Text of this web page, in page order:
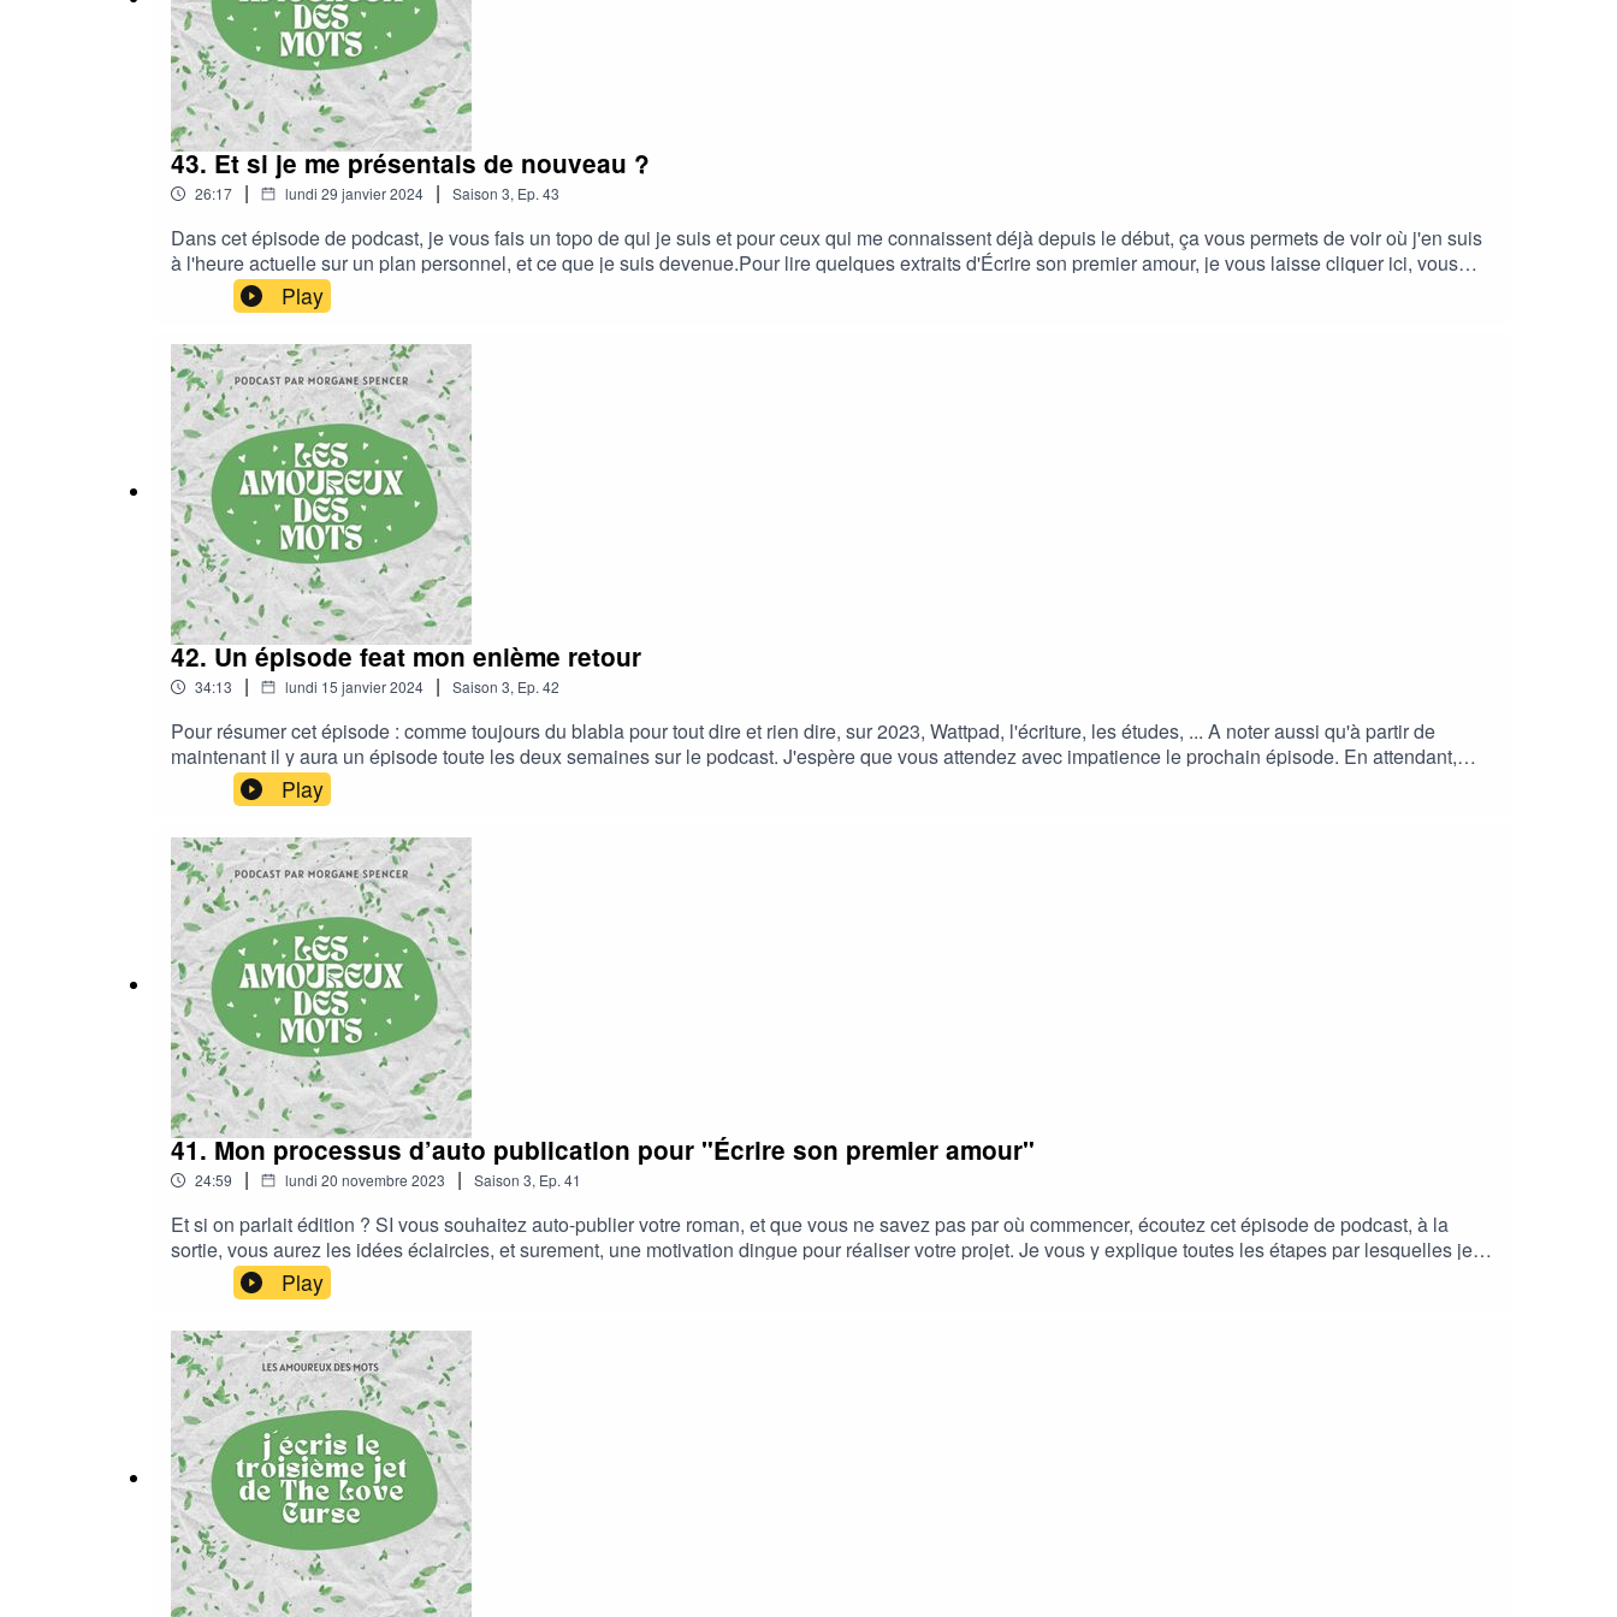
43. Et si je me présentais de nouveau ?
26:17 | lundi 29 janvier 2024 | Saison 3, Ep. 43
Dans cet épisode de podcast, je vous fais un topo de qui je suis et pour ceux qui me connaissent déjà depuis le début, ça vous permets de voir où j'en suis
à l'heure actuelle sur un plan personnel, et ce que je suis devenue.Pour lire quelques extraits d'Écrire son premier amour, je vous laisse ⁠⁠⁠cliquer ⁠⁠ici⁠⁠⁠⁠⁠, vous
serez redirigé vers mon compte Wattpad, et les premières pages de mon roman !Si vous souhaitez acheter Écrire son premier amour,⁠⁠⁠ cliquez ⁠ici⁠⁠⁠⁠, vous serez
redirigé vers Lulu.Pour savoir de quoi parle mon livre, ⁠⁠⁠⁠cet épisode⁠ vous explique tout⁠⁠⁠.Pour lire Espoir d’Été, ⁠⁠⁠⁠⁠⁠⁠⁠⁠⁠⁠⁠⁠c'est ici⁠⁠⁠.⁠⁠⁠⁠⁠⁠⁠⁠⁠Si vous souhaitez soutenir le podcast,
laissez votre avis, ou une note sur votre plateforme d’écoute, ça permet de faire connaître mon travail à un plus grand nombre de personne. Merci à ceux qui
le font !
Play
42. Un épisode feat mon enième retour
34:13 | lundi 15 janvier 2024 | Saison 3, Ep. 42
Pour résumer cet épisode : comme toujours du blabla pour tout dire et rien dire, sur 2023, Wattpad, l'écriture, les études, ... A noter aussi qu'à partir de
maintenant il y aura un épisode toute les deux semaines sur le podcast. J'espère que vous attendez avec impatience le prochain épisode. En attendant,
vous pouvez me retrouver sur Wattpad !Pour lire quelques extraits d'Écrire son premier amour, je vous laisse ⁠⁠⁠cliquer ⁠⁠ici⁠⁠⁠⁠⁠, vous serez redirigé vers mon
compte Wattpad, et les premières pages de mon roman !Si vous souhaitez acheter Écrire son premier amour,⁠⁠⁠ cliquez ⁠ici⁠⁠⁠⁠, vous serez redirigé vers Lulu.Pour
savoir de quoi parle mon livre, ⁠⁠⁠⁠cet épisode⁠ vous explique tout⁠⁠⁠.Pour lire Espoir d’Été, ⁠⁠⁠⁠⁠⁠⁠⁠⁠⁠⁠⁠⁠c'est ici⁠⁠⁠.⁠⁠⁠⁠⁠⁠⁠⁠⁠Si vous souhaitez soutenir le podcast, laissez votre avis, ou
une note sur votre plateforme d’écoute, ça permet de faire connaître mon travail à un plus grand nombre de personne. Merci à ceux qui le font !
Play
41. Mon processus d’auto publication pour "Écrire son premier amour"
24:59 | lundi 20 novembre 2023 | Saison 3, Ep. 41
Et si on parlait édition ? SI vous souhaitez auto-publier votre roman, et que vous ne savez pas par où commencer, écoutez cet épisode de podcast, à la
sortie, vous aurez les idées éclaircies, et surement, une motivation dingue pour réaliser votre projet. Je vous y explique toutes les étapes par lesquelles je
suis passée pour auto-publier Écrire son premier amour sur Lulu.Pour lire quelques extraits d'Écrire son premier amour, je vous laisse ⁠⁠⁠cliquer ⁠⁠ici⁠⁠⁠⁠⁠, vous serez
redirigé vers mon compte Wattpad, et les premières pages de mon roman !Si vous souhaitez acheter Écrire son premier amour,⁠⁠⁠ cliquez ⁠ici⁠⁠⁠⁠, vous serez
redirigé vers Lulu.Pour savoir de quoi parle mon livre, ⁠⁠⁠⁠cet épisode⁠ vous explique tout⁠⁠⁠.Pour lire Espoir d’Été, ⁠⁠⁠⁠⁠⁠⁠⁠⁠⁠⁠⁠⁠c'est ici⁠⁠⁠.⁠⁠⁠⁠⁠⁠⁠⁠⁠Si vous souhaitez soutenir le podcast,
laissez votre avis, ou une note sur votre plateforme d’écoute, ça permet de faire connaître mon travail à un plus grand nombre de personne. Merci à ceux qui
le font !
Play